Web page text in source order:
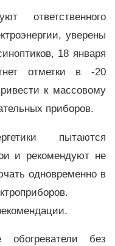
ответственного
уверены
18 января
отметки в -20
к массовому
приборов.
пытаются
и рекомендуют не
одновременно в
обогреватели без